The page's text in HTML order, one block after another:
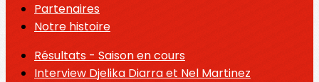
Partenaires
Notre histoire
Résultats - Saison en cours
Interview Djelika Diarra et Nel Martinez